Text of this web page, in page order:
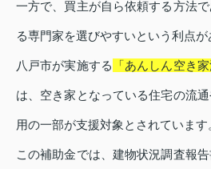
一方で、買主が自ら依頼する方法
る専門家を選びやすいという利点が
八戸市が実施する 「あんしん空き
は、空き家となっている住宅の流
用の一部が支援対象とされています
この補助金では、建物状況調査報